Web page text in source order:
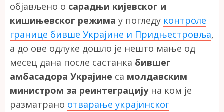
објављено о сарадњи кијевског и
кишињевског режима у погледу контроле
границе бивше Украјине и Придњестровља,
а до ове одлуке дошло је нешто мање од
месец дана после састанка бившег
амбасадора Украјине са молдавским
министром за реинтеграцијуна ком је
разматрано отварање украјинског